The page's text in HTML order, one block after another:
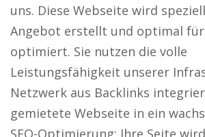
uns. Diese Webseite wird
Angebot erstellt und optimal für
optimiert. Sie nutzen die volle
Leistungsfähigkeit unserer
Netzwerk aus Backlinks
gemietete Webseite in ein
SEO-Optimierung: Ihre Seite